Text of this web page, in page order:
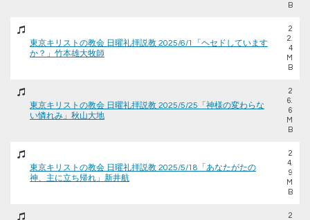
B
東京キリストの教会 日曜礼拝説教 2025/6/1「ヘセドしています
か？」竹本雄大牧師
2
2.
4
M
B
東京キリストの教会 日曜礼拝説教 2025/5/25「神様の変わらな
い憐れみ」秋山大地
2
6.
6
M
B
東京キリストの教会 日曜礼拝説教 2025/5/18「あなたがたの
神、主に立ち帰れ」新井航
2
4.
9
M
B
2